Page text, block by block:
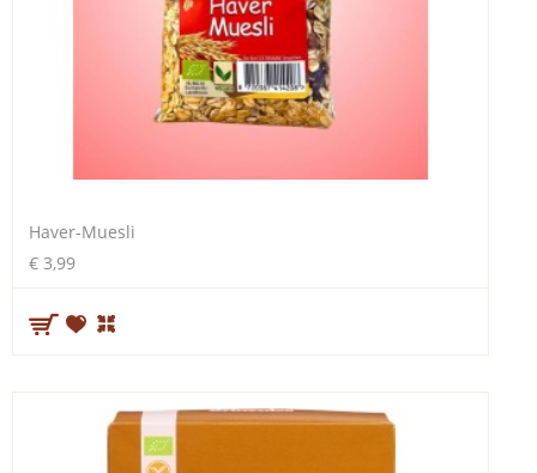
Haver-Muesli
€ 3,99